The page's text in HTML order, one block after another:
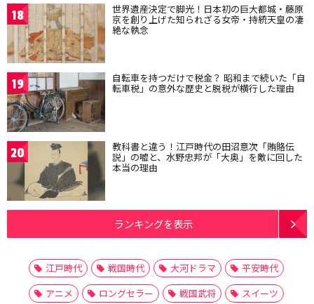
18 世界遺産決定で脚光！日本初の巨大都城・藤原
京を創り上げた知られざる女帝・持統天皇の凄
絶な執念
19 自転車を持つだけで税金？ 昭和まで続いた「自
転車税」の意外な歴史と脱税が横行した理由
20 教科書と違う！江戸時代の田沼意次「賄賂伝
説」の嘘と、水野忠邦が「大奥」を敵に回した
本当の理由
ランキングを表示
江戸時代 戦国時代 大河ドラマ
平安時代
アニメ
ロングセラー 戦国武将
スイーツ